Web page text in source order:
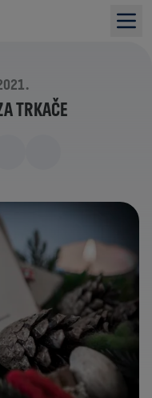
TRKAČE